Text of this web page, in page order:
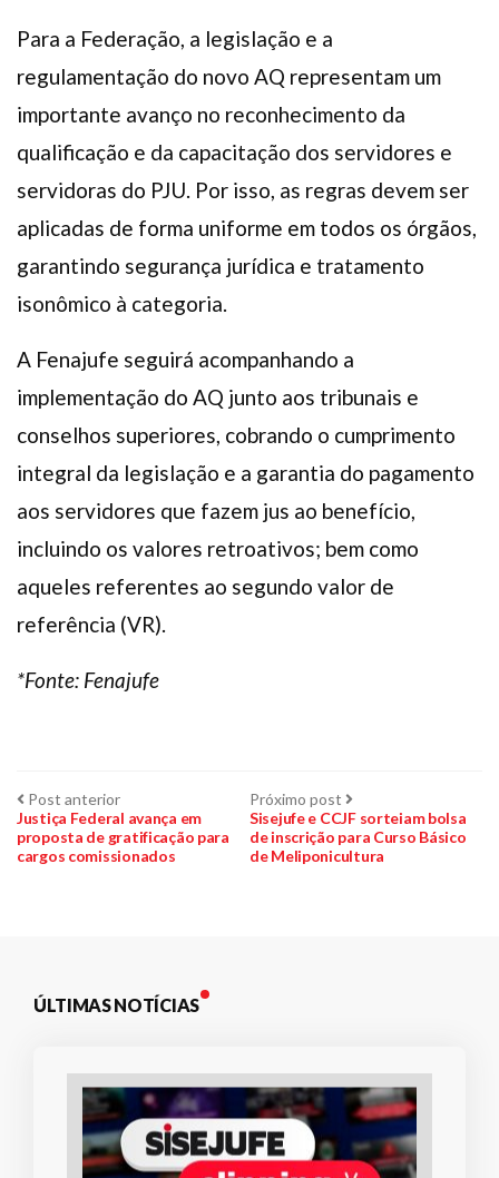
Para a Federação, a legislação e a
regulamentação do novo AQ representam um
importante avanço no reconhecimento da
qualificação e da capacitação dos servidores e
servidoras do PJU. Por isso, as regras devem ser
aplicadas de forma uniforme em todos os órgãos,
garantindo segurança jurídica e tratamento
isonômico à categoria.
A Fenajufe seguirá acompanhando a
implementação do AQ junto aos tribunais e
conselhos superiores, cobrando o cumprimento
integral da legislação e a garantia do pagamento
aos servidores que fazem jus ao benefício,
incluindo os valores retroativos; bem como
aqueles referentes ao segundo valor de
referência (VR).
*Fonte: Fenajufe
Navegação
de
Post anteriorPost
anterior:
Justiça Federal avança em
proposta de gratificação para
cargos comissionados
Próximo post Próximo
post:
Sisejufe e CCJF sorteiam bolsa
de inscrição para Curso Básico
de Meliponicultura
ÚLTIMAS NOTÍCIAS